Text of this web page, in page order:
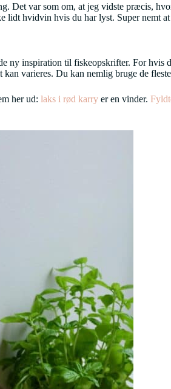
Det var som om, at jeg vidste præcis,
lidt hvidvin hvis du har lyst. Super nemt at
inspiration til fiskeopskrifter. For hvis
varieres. Du kan nemlig bruge de
her ud: laks i rød karry er en vinder.